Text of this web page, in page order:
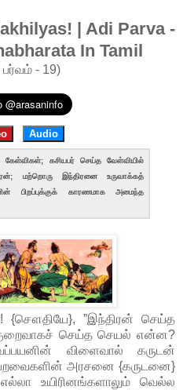
| Adi Parva -
In Tamil
- 19)
Audio
கசியபர் செய்த வேள்வியில்
மற்றொரு இந்திரனை உருவாக்கத்
பிறப்புக்குக் காரணமாக அமைந்த
{சௌதியே}, ”இந்திரன் செய்த
செய்த செயல் என்ன?
விளைவால் கருடன்
பறவைகளின் அரசனை {கருடனை}
உயிரினங்களாலும் வெல்ல